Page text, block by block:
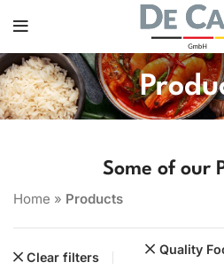
Some of our
Home » Products
Clear filters
Quality